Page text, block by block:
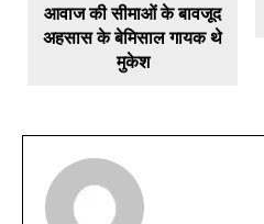
आवाज की सीमाओं के बावजूद
अहसास के बेमिसाल गायक थे
मुकेश